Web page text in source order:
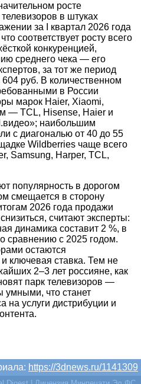
росте
в штуках
за I квартал 2026 года
соответствует росту всего
конкуренцией,
среднего чека — его
за тот же период
руб. В количественном
в России
марок Haier, Xiaomi,
— TCL, Hisense, Haier и
наибольшим
с диагональю от 40 до 55
Wildberries чаще всего
Samsung, Harper, TCL,
популярность в дорогом
смещается в сторону
2026 года продажи
считают эксперты:
динамика составит 2 %, в
сравнению с 2025 годом.
остаются
ключевая ставка. Тем не
2–3 лет россияне, как
парк телевизоров —
умными, что станет
на услуги дистрибуции и
https://3dnews.ru/1141309